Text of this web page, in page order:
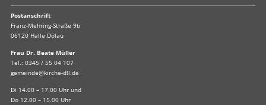
Postanschrift
Franz-Mehring-Straße 9b
06120 Halle Dölau
Frau Dr. Beate Müller
Tel.: 0345 / 55 04 107
gemeinde@kirche-dll.de
Di 14.00 – 17.00 Uhr und
Do 12.00 – 15.00 Uhr